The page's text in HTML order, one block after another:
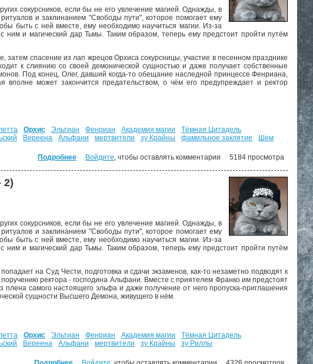
сокурсников, если бы не его увлечение магией. Однажды, в
и заклинанием "Свободы пути", которое помогает ему
быть с ней вместе, ему необходимо научиться магии. Из-за
и магический дар Тьмы. Таким образом, теперь ему предстоит пройти путём
спасение из лап жрецов Орхиса сокурсницы, участие в песенном празднике
к слиянию со своей демонической сущностью и даже получает собственные
Под конец, Олег, давший когда-то обещание наследной принцессе Фенриана,
может закончится предательством, о чём его предупреждает и ректор
Орхис Эльтиан Фенриан Академия магии
Тёмная Цитадель
Вереена Альфани мертвители зу Крайны фамильное заклятие
Шем
Подробнее о Стезя чародея. ("Путь демона" - 3)
Войдите, чтобы оставлять комментарии 5184 просмотра
2)
сокурсников, если бы не его увлечение магией. Однажды, в
и заклинанием "Свободы пути", которое помогает ему
быть с ней вместе, ему необходимо научиться магии. Из-за
и магический дар Тьмы. Таким образом, теперь ему предстоит пройти путём
на Суд Чести, подготовка и сдачи экзаменов, как-то незаметно подводят к
ректора - господина Альфани. Вместе с приятелем Франко им предстоят
плена самого настоящего эльфа и даже получение от него пропуска-приглашения
сущности Высшего Демона, живущего в нём.
Орхис Эльтиан Фенриан Академия магии
Тёмная Цитадель
Вереена Альфани мертвители зу Крайны
зу Риллы